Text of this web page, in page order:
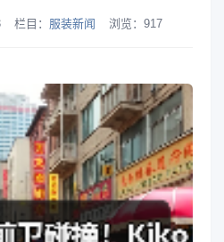
栏目： 服装新闻 浏览： 917